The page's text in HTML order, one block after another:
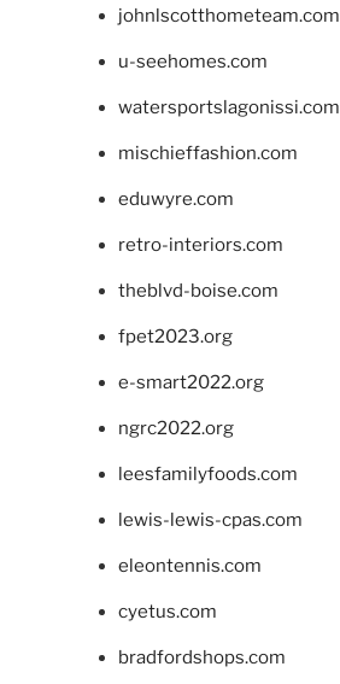
johnlscotthometeam.com
u-seehomes.com
watersportslagonissi.com
mischieffashion.com
eduwyre.com
retro-interiors.com
theblvd-boise.com
fpet2023.org
e-smart2022.org
ngrc2022.org
leesfamilyfoods.com
lewis-lewis-cpas.com
eleontennis.com
cyetus.com
bradfordshops.com